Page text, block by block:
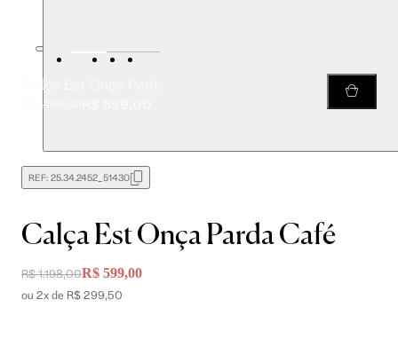
R$ 1.198,00
REF: 25.34.2452_51430
Calça Est Onça Parda Café
R$ 1.198,00R$ 599,00
ou 2x de R$ 299,50